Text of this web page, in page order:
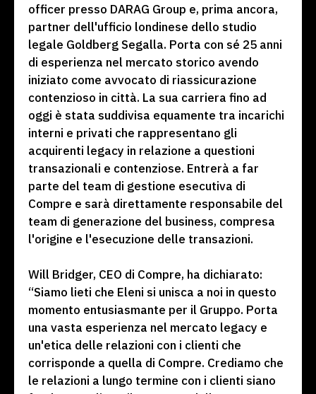
officer presso DARAG Group e, prima ancora,
partner dell'ufficio londinese dello studio
legale Goldberg Segalla. Porta con sé 25 anni
di esperienza nel mercato storico avendo
iniziato come avvocato di riassicurazione
contenzioso in città. La sua carriera fino ad
oggi è stata suddivisa equamente tra incarichi
interni e privati che rappresentano gli
acquirenti legacy in relazione a questioni
transazionali e contenziose. Entrerà a far
parte del team di gestione esecutiva di
Compre e sarà direttamente responsabile del
team di generazione del business, compresa
l'origine e l'esecuzione delle transazioni.
Will Bridger, CEO di Compre, ha dichiarato:
“Siamo lieti che Eleni si unisca a noi in questo
momento entusiasmante per il Gruppo. Porta
una vasta esperienza nel mercato legacy e
un'etica delle relazioni con i clienti che
corrisponde a quella di Compre. Crediamo che
le relazioni a lungo termine con i clienti siano